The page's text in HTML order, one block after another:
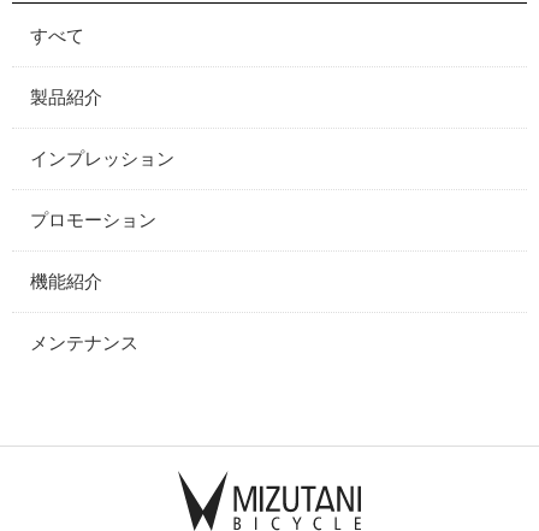
すべて
製品紹介
インプレッション
プロモーション
機能紹介
メンテナンス